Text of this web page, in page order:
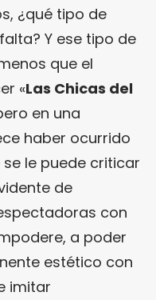
¿qué tipo de
Y ese tipo de
que el
«Las Chicas del
en una
haber ocurrido
se le puede criticar
de
con
a poder
estético con
imitar